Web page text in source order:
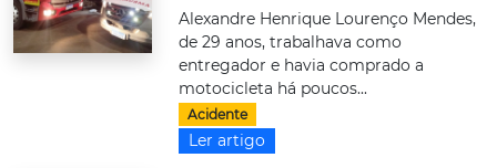
Alexandre Henrique Lourenço Mendes,
de 29 anos, trabalhava como
entregador e havia comprado a
motocicleta há poucos...
Acidente
Ler artigo